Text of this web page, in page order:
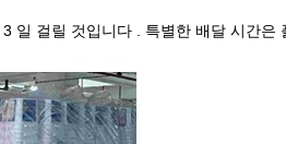
걸릴 것입니다 . 특별한 배달 시간은